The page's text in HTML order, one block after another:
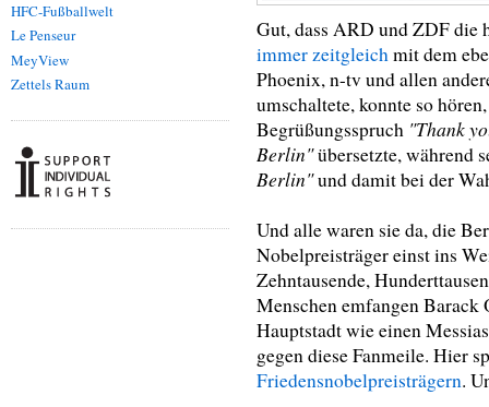
HFC-Fußballwelt
Le Penseur
MeyView
Zettels Raum
Gut, dass ARD und ZDF die
immer zeitgleich mit dem
Phoenix, n-tv und allen
umschaltete, konnte so
Begrüßungsspruch "Thank
Berlin"übersetzte, während
Berlin"und damit bei der
Und alle waren sie da, die
Nobelpreisträger einst ins
Zehntausende,
Menschen emfangen Barack
Hauptstadt wie einen
gegen diese Fanmeile. Hier
Friedensnobelpreisträgern.